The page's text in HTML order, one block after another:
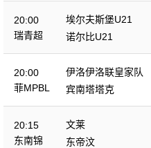
20:00
瑞青超
埃尔夫斯堡U21
诺尔比U21
20:00
菲MPBL
伊洛伊洛联皇家队
宾南塔塔克
20:15
东南锦
文莱
东帝汶